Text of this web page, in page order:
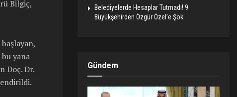
Bilgiç,
bu yana
Doç. Dr.
Belediyelerde Hesaplar Tutmadı! 9
Büyükşehirden Özgür Özel’e Şok
Gündem